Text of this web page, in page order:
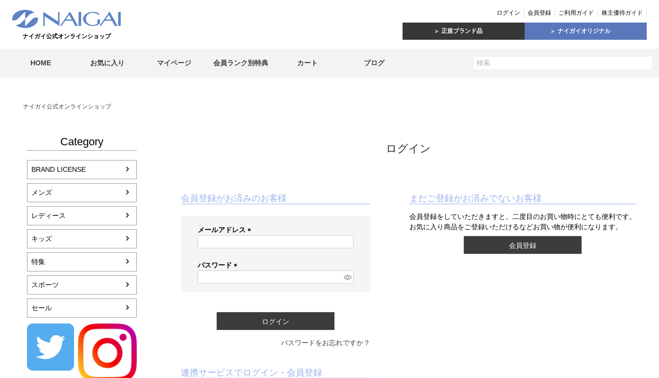
ナイガイ公式オンラインショップ
ログイン 会員登録 ご利用ガイド 株主優待ガイド
正規ブランド品 ナイガイオリジナル
HOME お気に入り マイページ 会員ランク別特典 カート ブログ
ナイガイ公式オンラインショップ
Category
BRAND LICENSE
メンズ
レディース
キッズ
特集
スポーツ
セール
ログイン
会員登録がお済みのお客様
メールアドレス
)
パスワード
ログイン
パスワードをお忘れですか？
連携サービスでログイン・会員登録
まだご登録がお済みでないお客様
会員登録をしていただきますと、二度目のお買い物時にとても便利です。
お気に入り商品をご登録いただけるなどお買い物が便利になります。
会員登録